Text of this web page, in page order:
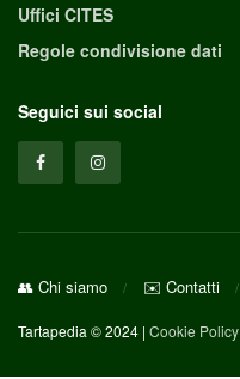
Uffici CITES
Regole condivisione dati
Seguici sui social
👥 Chi siamo ✉️ Contatti
Tartapedia © 2024 | Cookie Policy